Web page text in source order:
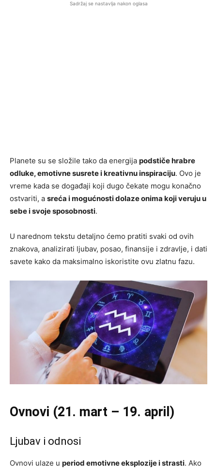
Sadržaj se nastavlja nakon oglasa
Planete su se složile tako da energija podstiče hrabre
odluke, emotivne susrete i kreativnu inspiraciju. Ovo je
vreme kada se događaji koji dugo čekate mogu konačno
ostvariti, a sreća i mogućnosti dolaze onima koji veruju u
sebe i svoje sposobnosti.
U narednom tekstu detaljno ćemo pratiti svaki od ovih
znakova, analizirati ljubav, posao, finansije i zdravlje, i dati
savete kako da maksimalno iskoristite ovu zlatnu fazu.
Ovnovi (21. mart – 19. april)
Ljubav i odnosi
Ovnovi ulaze u period emotivne eksplozije i strasti. Ako